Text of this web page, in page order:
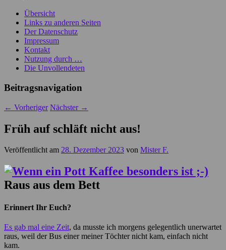
Übersicht
Links zu anderen Seiten
Der Datenschutz
Impressum
Kontakt
Nutzung durch …
Die Unvollendeten
Beitragsnavigation
← Vorheriger Nächster →
Früh auf schläft nicht aus!
Veröffentlicht am 28. Dezember 2023 von Mister F.
Raus aus dem Bett
Erinnert Ihr Euch?
Es gab mal eine Zeit, da musste ich morgens gelegentlich unerwartet
raus, weil der Bus einer meiner Töchter nicht kam, einfach nicht
kam.